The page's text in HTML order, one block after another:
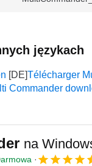
językach
Télécharger
Commander
na